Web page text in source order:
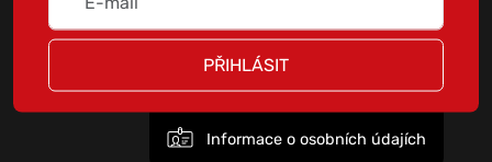
PŘIHLÁSIT
Informace o osobních údajích